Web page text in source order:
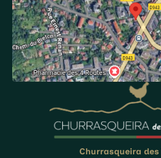
Churrasqueira des